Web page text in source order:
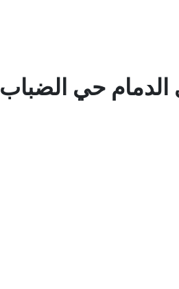
الدمام حي الضباب